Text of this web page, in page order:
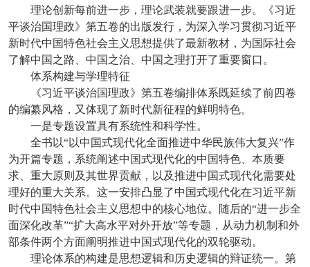
理论创新每前进一步，理论武装就要跟进一步。《习近
平谈治国理政》第五卷的出版发行，为深入学习贯彻习近平
新时代中国特色社会主义思想提供了最新教材，为国际社会
了解中国之路、中国之治、中国之理打开了重要窗口。
体系构建与学理特征
《习近平谈治国理政》第五卷编排体系既延续了前四卷
的编纂风格，又体现了新时代新征程的鲜明特色。
一是专题设置具有系统性和科学性。
全书以“以中国式现代化全面推进中华民族伟大复兴”作
为开篇专题，系统阐述中国式现代化的中国特色、本质要
求、重大原则及其世界贡献，以及推进中国式现代化需要处
理好的重大关系。这一安排凸显了中国式现代化在习近平新
时代中国特色社会主义思想中的核心地位。随后的“进一步全
面深化改革”“扩大高水平对外开放”等专题，从动力机制和外
部条件两个方面阐明推进中国式现代化的双轮驱动。
理论体系的构建是思想逻辑和历史逻辑的辩证统一。第